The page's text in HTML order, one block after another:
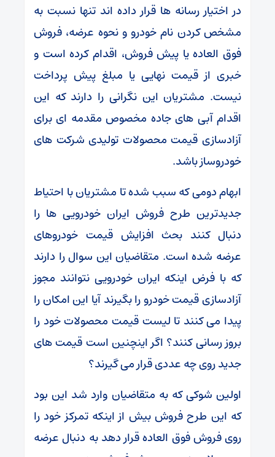
در اختیار رسانه ها قرار داده اند تنها نسبت به
مشخص کردن نام خودرو و نحوه عرضه، فروش
فوق العاده یا پیش فروش، اقدام کرده است و
خبری از قیمت نهایی یا مبلغ پیش پرداخت
نیست. مشتریان این نگرانی را دارند که این
اقدام آبی های جاده مخصوص مقدمه ای برای
آزادسازی قیمت محصولات تولیدی شرکت های
خودروساز باشد.
ابهام دومی که سبب شده تا مشتریان با احتیاط
جدیدترین طرح فروش ایران خودرویی ها را
دنبال کنند بحث افزایش قیمت خودروهای
عرضه شده است. متقاضیان این سوال را دارند
که با فرض اینکه ایران خودرویی نتوانند مجوز
آزادسازی قیمت خودرو را بگیرند آیا این امکان را
پیدا می کنند تا لیست قیمت محصولات خود را
بروز رسانی کنند؟ اگر اینچنین است قیمت های
جدید روی چه عددی قرار می گیرند؟
اولین شوکی که به متقاضیان وارد شد این بود
که این طرح فروش بیش از اینکه تمرکز خود را
روی فروش فوق العاده قرار دهد به دنبال عرضه